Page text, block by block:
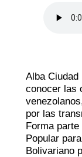
Alba
conocer las
por las
Forma
Popular
Bolivariano